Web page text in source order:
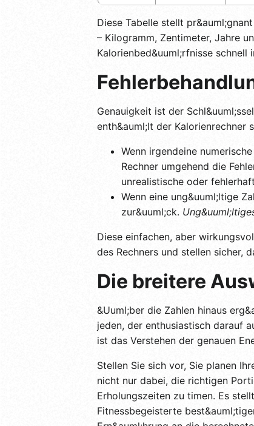
Diese Tabelle stellt
– Kilogramm, Zentimeter, Jahre
Kalorienbed&uuml;rfnisse
Genauigkeit ist der
enth&auml;lt der Kalorienrechner
Wenn irgendeine
Rechner umgehend die
unrealistische oder
Wenn eine ung&uuml;ltige
zur&uuml;ck.
Diese einfachen, aber
des Rechners und stellen sicher,
Die breitere
&Uuml;ber die Zahlen hinaus
jeden, der enthusiastisch darauf
ist das Verstehen der genauen
Stellen Sie sich vor, Sie planen
nicht nur dabei, die richtigen
Erholungszeiten zu timen. Es
Fitnessbegeisterte